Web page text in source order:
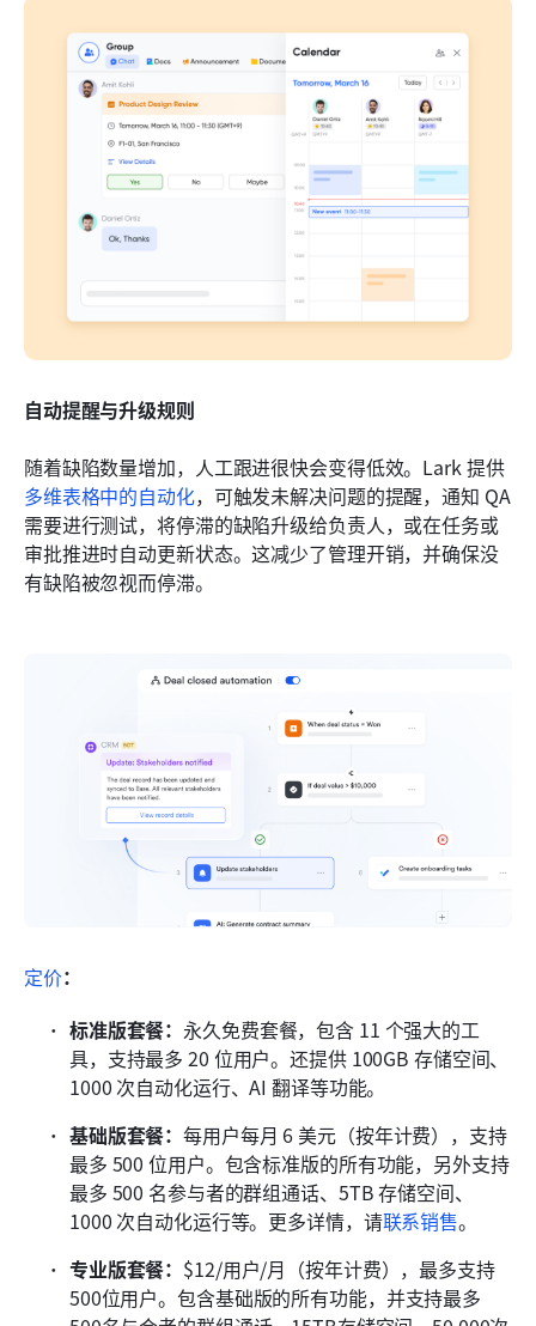
自动提醒与升级规则
随着缺陷数量增加，人工跟进很快会变得低效。Lark 提供
多维表格中的自动化，可触发未解决问题的提醒，通知 QA
需要进行测试，将停滞的缺陷升级给负责人，或在任务或
审批推进时自动更新状态。这减少了管理开销，并确保没
有缺陷被忽视而停滞。
定价：
标准版套餐： 永久免费套餐，包含 11 个强大的工
具，支持最多 20 位用户。还提供 100GB 存储空间、
1000 次自动化运行、AI 翻译等功能。
基础版套餐：每用户每月 6 美元（按年计费），支持
最多 500 位用户。包含标准版的所有功能，另外支持
最多 500 名参与者的群组通话、5TB 存储空间、
1000 次自动化运行等。更多详情，请联系销售。
专业版套餐： $12/用户/月（按年计费），最多支持
500位用户。包含基础版的所有功能，并支持最多